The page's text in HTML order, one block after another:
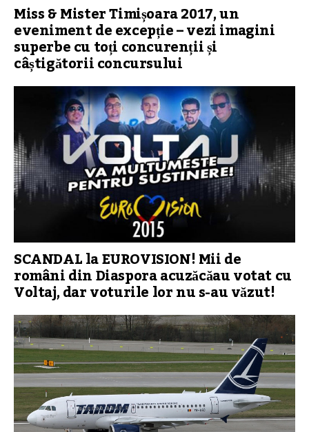
Miss & Mister Timișoara 2017, un
eveniment de excepție – vezi imagini
superbe cu toți concurenții și
câștigătorii concursului
SCANDAL la EUROVISION! Mii de
români din Diaspora acuzăcăau votat cu
Voltaj, dar voturile lor nu s-au văzut!